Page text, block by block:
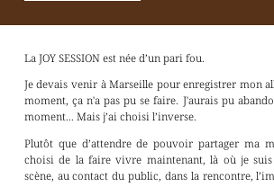
La JOY SESSION est née d’un pari fou.
Je devais venir à Marseille pour enregistrer mon
moment, ça n'a pas pu se faire. J'aurais pu
moment... Mais j’ai choisi l’inverse.
Plutôt que d’attendre de pouvoir partager ma
choisi de la faire vivre maintenant, là où je
scène, au contact du public, dans la rencontre,